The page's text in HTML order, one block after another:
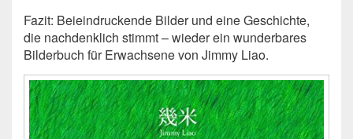
Fazit: Beieindruckende Bilder und eine Geschichte,
die nachdenklich stimmt – wieder ein wunderbares
Bilderbuch für Erwachsene von Jimmy Liao.